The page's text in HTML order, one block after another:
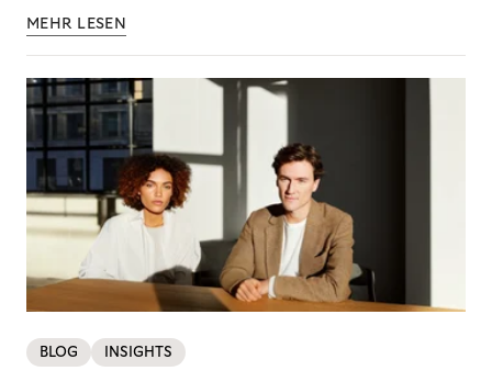
MEHR LESEN
BLOG INSIGHTS